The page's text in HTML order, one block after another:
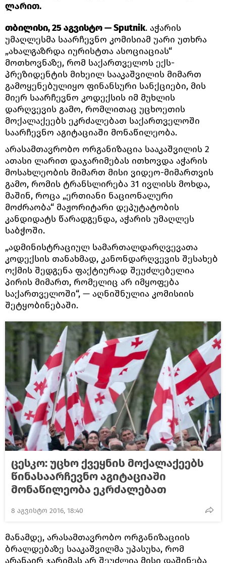
ლარით.
თბილისი, 25 აგვისტო — Sputnik. აჭარის
უმაღლესმა საარჩევნო კომისიამ უარი უთხრა
„ახალგაზრდა იურისტთა ასოციაციას“
მოთხოვნაზე, რომ საქართველოს ექს-
პრეზიდენტის მიხეილ სააკაშვილის მიმართ
გამოყენებულიყო ფინანსური სანქციები, მის
მიერ საარჩევნო კოდექსის იმ მუხლის
დარღვევის გამო, რომლითაც უცხოეთის
მოქალაქეებს ეკრძალებათ საქართველოში
საარჩევნო აგიტაციაში მონაწილეობა.
არასამთავრობო ორგანიზაცია სააკაშვილის 2
ათასი ლარით დაჯარიმებას ითხოვდა აჭარის
მოსახლეობის მიმართ მისი ვიდეო-მიმართვის
გამო, რომის ტრანსლირება 31 ივლისს მოხდა,
მაშინ, როცა „ერთიანი ნაციონალური
მოძრაობა“ მაჟორიტარი დეპუტატობის
კანდიდატს წარადგენდა, აჭარის უმაღლეს
საბჭოში.
„ადმინისტრაციულ სამართალდარღვევათა
კოდექსის თანახმად, კანონდარღვევის შესახებ
ოქმის შედგენა ფაქტიურად შეუძლებელია
პირის მიმართ, რომელიც არ იმყოფება
საქართველოში“, — აღნიშნულია კომისიის
შეტყობინებაში.
ცესკო: უცხო ქვეყნის მოქალაქეებს
წინასაარჩევნო აგიტაციაში
მონაწილეობა ეკრძალებათ
8 აგვისტო 2016, 18:40
მანამდე, არასამთავრობო ორგანიზაციის
ბრალდებაზე სააკაშვილმა უპასუხა, რომ
არანაირ ჯარიმას არ შეუძლია მისი დაშინება